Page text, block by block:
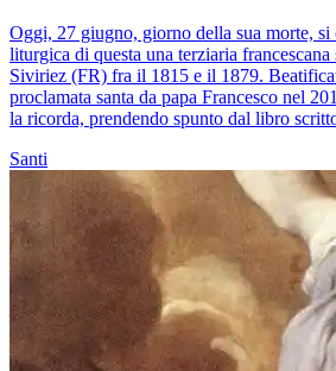
Oggi, 27 giugno, giorno della sua morte, si
liturgica di questa una terziaria francescana
Siviriez (FR) fra il 1815 e il 1879.
proclamata santa da papa Francesco nel
la ricorda, prendendo spunto dal libro
Santi